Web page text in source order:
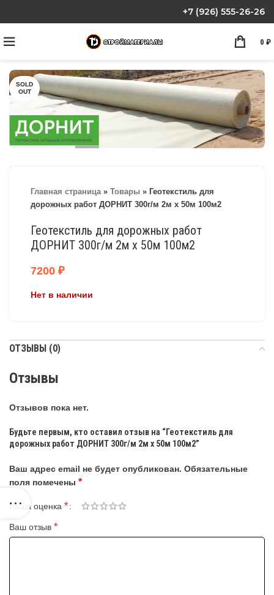
+7 (926) 555-26-26
0 ₽
SOLD
OUT
Главная страница » Товары » Геотекстиль для
дорожных работ ДОРНИТ 300г/м 2м х 50м 100м2
Геотекстиль для дорожных работ
ДОРНИТ 300г/м 2м х 50м 100м2
7200 ₽
Нет в наличии
ОТЗЫВЫ (0)
Отзывы
Отзывов пока нет.
Будьте первым, кто оставил отзыв на “Геотекстиль для
дорожных работ ДОРНИТ 300г/м 2м х 50м 100м2”
Ваш адрес email не будет опубликован. Обязательные
поля помечены *
Ваша оценка *
Ваш отзыв *